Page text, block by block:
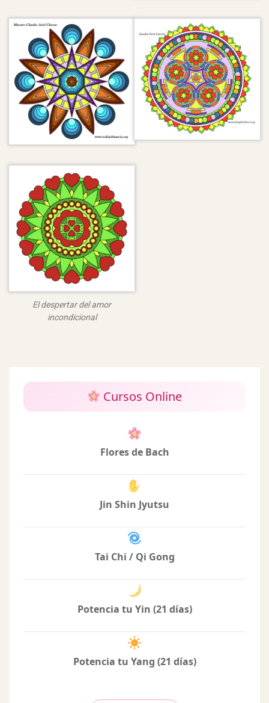
El despertar del amor
incondicional
Cursos Online
Flores de Bach
Jin Shin Jyutsu
Tai Chi / Qi Gong
Potencia tu Yin (21 días)
Potencia tu Yang (21 días)